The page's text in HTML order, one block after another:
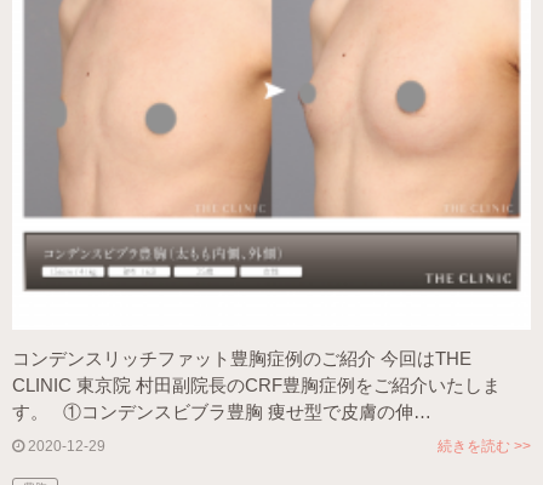
コンデンスリッチファット豊胸症例のご紹介 今回はTHE
CLINIC 東京院 村田副院長のCRF豊胸症例をご紹介いたしま
す。 ①コンデンスビブラ豊胸 痩せ型で皮膚の伸…
2020-12-29 続きを読む >>